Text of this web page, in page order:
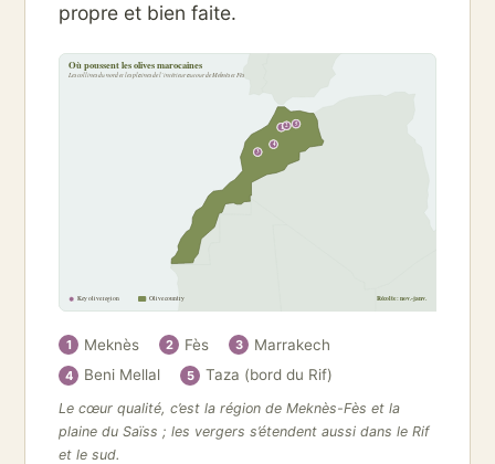
propre et bien faite.
1 2
3
4
5
Où poussent les olives marocaines
Les collines du nord et les plaines de l’intérieur autour de Meknès et Fès
Key olive region Olive country Récolte : nov.-janv.
1 Meknès 2 Fès 3 Marrakech
4 Beni Mellal 5 Taza (bord du Rif)
Le cœur qualité, c’est la région de Meknès-Fès et la
plaine du Saïss ; les vergers s’étendent aussi dans le Rif
et le sud.